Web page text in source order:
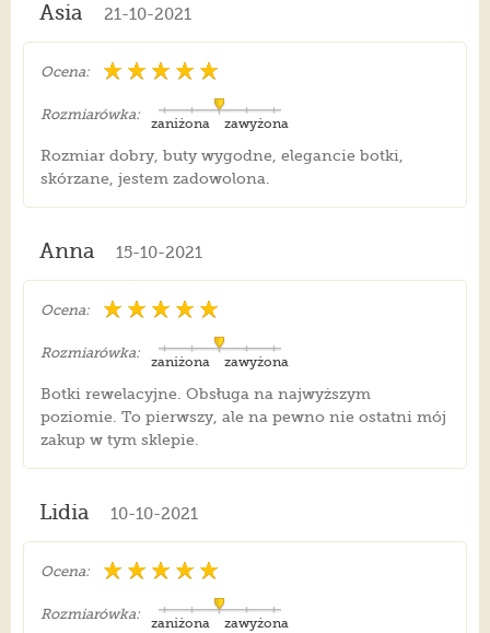
Asia 21-10-2021
Ocena:
Rozmiarówka:
zawyżona
zaniżona
Rozmiar dobry, buty wygodne, elegancie botki,
skórzane, jestem zadowolona.
Anna 15-10-2021
Ocena:
Rozmiarówka:
zawyżona
zaniżona
Botki rewelacyjne. Obsługa na najwyższym
poziomie. To pierwszy, ale na pewno nie ostatni mój
zakup w tym sklepie.
Lidia 10-10-2021
Ocena:
Rozmiarówka:
zawyżona
zaniżona